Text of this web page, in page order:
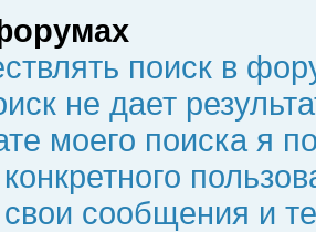
поиск в
не дает
моего поиска я
свои сообщения и